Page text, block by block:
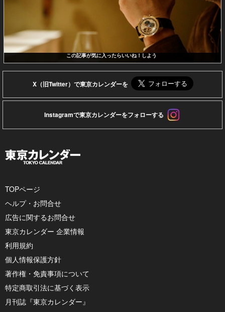
この記事が気に入ったらいいね！しよう
X（旧Twitter）で東京カレンダーを
Instagramで東京カレンダーをフォローする
TOPページ
ヘルプ・お問合せ
広告に関するお問合せ
東京カレンダー 企業情報
利用規約
個人情報保護方針
著作権・免責事項について
特定商取引法に基づく表示
月刊誌『東京カレンダー』